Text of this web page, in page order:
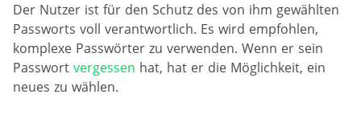
Der Nutzer ist für den Schutz des von ihm gewählten
Passworts voll verantwortlich. Es wird empfohlen,
komplexe Passwörter zu verwenden. Wenn er sein
Passwort vergessen hat, hat er die Möglichkeit, ein
neues zu wählen.